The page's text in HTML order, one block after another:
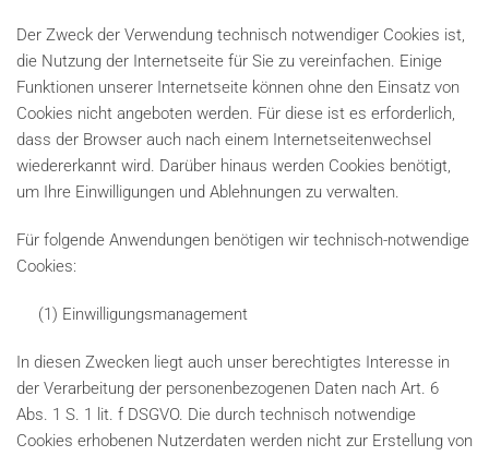
Der Zweck der Verwendung technisch notwendiger Cookies ist,
die Nutzung der Internetseite für Sie zu vereinfachen. Einige
Funktionen unserer Internetseite können ohne den Einsatz von
Cookies nicht angeboten werden. Für diese ist es erforderlich,
dass der Browser auch nach einem Internetseitenwechsel
wiedererkannt wird. Darüber hinaus werden Cookies benötigt,
um Ihre Einwilligungen und Ablehnungen zu verwalten.
Für folgende Anwendungen benötigen wir technisch-notwendige
Cookies:
(1) Einwilligungsmanagement
In diesen Zwecken liegt auch unser berechtigtes Interesse in
der Verarbeitung der personenbezogenen Daten nach Art. 6
Abs. 1 S. 1 lit. f DSGVO. Die durch technisch notwendige
Cookies erhobenen Nutzerdaten werden nicht zur Erstellung von